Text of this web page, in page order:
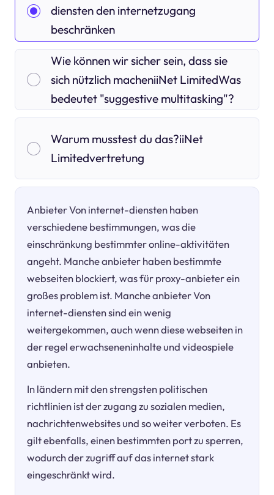
diensten den internetzugang
beschränken
Wie können wir sicher sein, dass sie
sich nützlich macheniiNet LimitedWas
bedeutet "suggestive multitasking"?
Warum musstest du das?iiNet
Limitedvertretung
Anbieter Von internet-diensten haben
verschiedene bestimmungen, was die
einschränkung bestimmter online-aktivitäten
angeht. Manche anbieter haben bestimmte
webseiten blockiert, was für proxy-anbieter ein
großes problem ist. Manche anbieter Von
internet-diensten sind ein wenig
weitergekommen, auch wenn diese webseiten in
der regel erwachseneninhalte und videospiele
anbieten.
In ländern mit den strengsten politischen
richtlinien ist der zugang zu sozialen medien,
nachrichtenwebsites und so weiter verboten. Es
gilt ebenfalls, einen bestimmten port zu sperren,
wodurch der zugriff auf das internet stark
eingeschränkt wird.